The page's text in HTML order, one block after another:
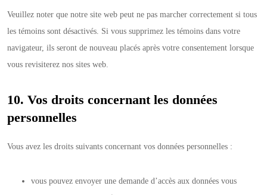
Veuillez noter que notre site web peut ne pas marcher correctement si tous
les témoins sont désactivés. Si vous supprimez les témoins dans votre
navigateur, ils seront de nouveau placés après votre consentement lorsque
vous revisiterez nos sites web.
10. Vos droits concernant les données
personnelles
Vous avez les droits suivants concernant vos données personnelles :
vous pouvez envoyer une demande d’accès aux données vous